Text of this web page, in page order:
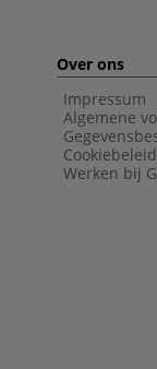
Over ons
Impressum
Algemene
Cookiebeleid
Werken bij